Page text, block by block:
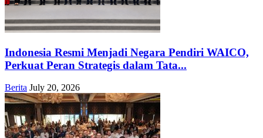
Indonesia Resmi Menjadi Negara Pendiri WAICO,
Perkuat Peran Strategis dalam Tata...
Berita July 20, 2026